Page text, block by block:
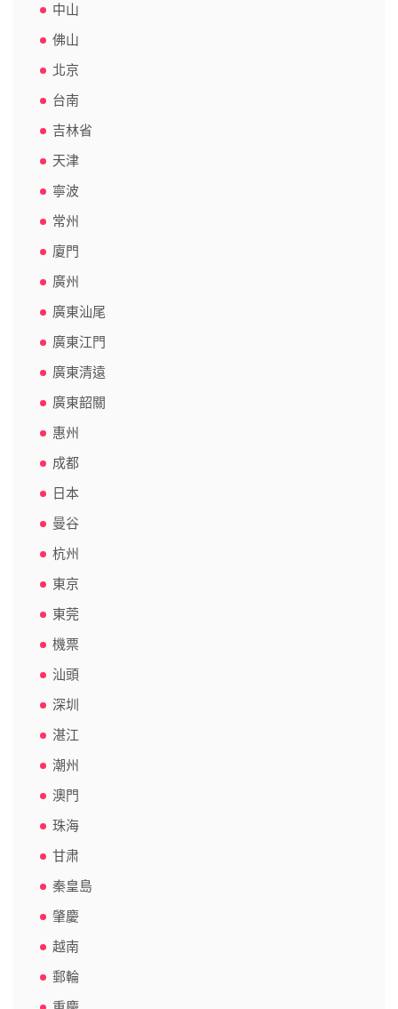
中山
佛山
北京
台南
吉林省
天津
寧波
常州
廈門
廣州
廣東汕尾
廣東江門
廣東清遠
廣東韶關
惠州
成都
日本
曼谷
杭州
東京
東莞
機票
汕頭
深圳
湛江
潮州
澳門
珠海
甘肃
秦皇島
肇慶
越南
郵輪